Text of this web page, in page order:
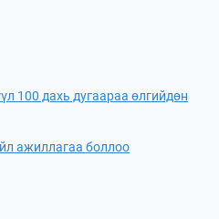
100 дахь дугаараа өлгийдөн
ажиллагаа боллоо